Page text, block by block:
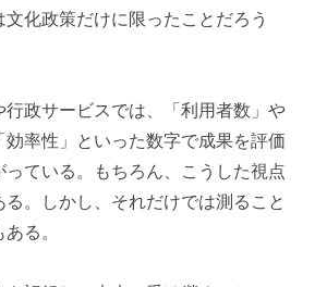
化政策だけに限ったことだろう
行政サービスでは、「利用者数」や
効率性」といった数字で成果を評価
ている。もちろん、こうした視点
。しかし、それだけでは測ること
る。